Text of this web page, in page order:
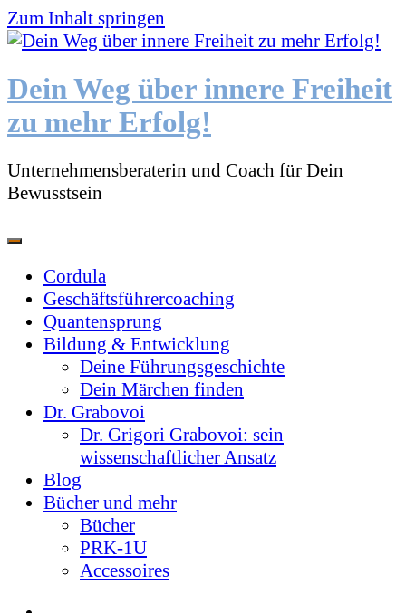
Zum Inhalt springen
Dein Weg über innere Freiheit
zu mehr Erfolg!
Unternehmensberaterin und Coach für Dein
Bewusstsein
Cordula
Geschäftsführercoaching
Quantensprung
Bildung & Entwicklung
Deine Führungsgeschichte
Dein Märchen finden
Dr. Grabovoi
Dr. Grigori Grabovoi: sein
wissenschaftlicher Ansatz
Blog
Bücher und mehr
Bücher
PRK-1U
Accessoires